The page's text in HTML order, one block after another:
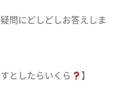
問にどしどしお答えしま
としたらいくら 】